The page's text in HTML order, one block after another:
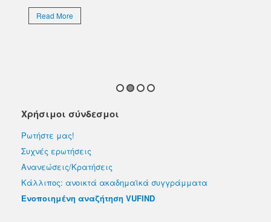
Read More
Χρήσιμοι σύνδεσμοι
Ρωτήστε μας!
Συχνές ερωτήσεις
Ανανεώσεις/Κρατήσεις
Κάλλιπος: ανοικτά ακαδημαϊκά συγγράμματα
Ενοποιημένη αναζήτηση VUFIND